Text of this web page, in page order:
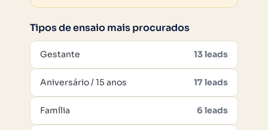
Tipos de ensaio mais procurados
Gestante 13 leads
Aniversário / 15 anos 17 leads
Família 6 leads